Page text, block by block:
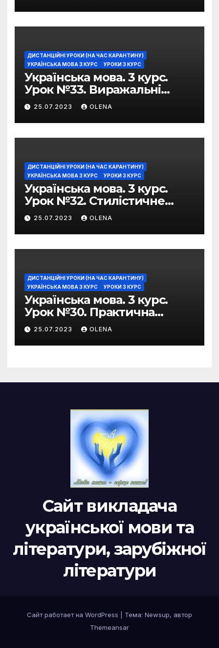
ДИСТАНЦІЙНІ УРОКИ (НА ЧАС КАРАНТИНУ)
УКРАЇНСЬКА МОВА 3 КУРС
УРОКИ 3 КУРС
Українська мова. 3 курс.
Урок №33. Виражальні
можливості фразеологізмів
25.07.2023 OLENA
ДИСТАНЦІЙНІ УРОКИ (НА ЧАС КАРАНТИНУ)
УКРАЇНСЬКА МОВА 3 КУРС
УРОКИ 3 КУРС
Українська мова. 3 курс.
Урок №32. Стилістичне
забарвлення
фразеологізмів
25.07.2023 OLENA
ДИСТАНЦІЙНІ УРОКИ (НА ЧАС КАРАНТИНУ)
УКРАЇНСЬКА МОВА 3 КУРС
УРОКИ 3 КУРС
Українська мова. 3 курс.
Урок №30. Практична
риторика. Оцінювальні
жанри. Характеристика
25.07.2023 OLENA
Сайт викладача
української мови та
літератури, зарубіжної
літератури
Сайт работает на WordPress Тема: Newsup, автор
Themeansar